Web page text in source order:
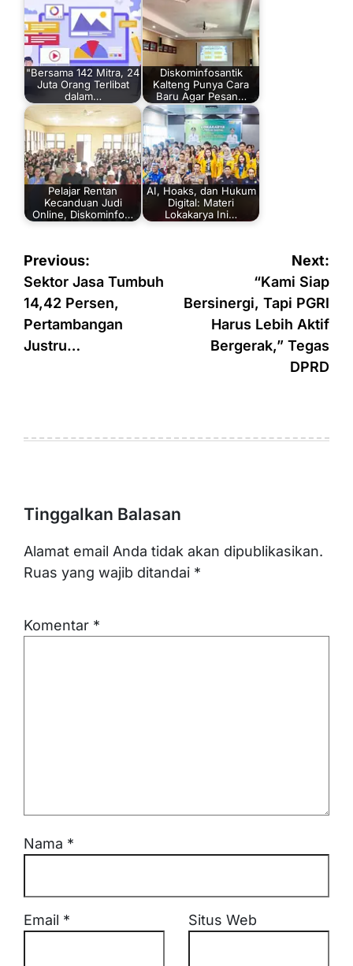
"Bersama 142 Mitra, 24
Juta Orang Terlibat
dalam…
Diskominfosantik
Kalteng Punya Cara
Baru Agar Pesan…
Pelajar Rentan
Kecanduan Judi
Online, Diskominfo…
AI, Hoaks, dan Hukum
Digital: Materi
Lokakarya Ini…
Navigasi
pos
Previous:
Sektor Jasa Tumbuh
14,42 Persen,
Pertambangan
Justru…
Next:
“Kami Siap
Bersinergi, Tapi PGRI
Harus Lebih Aktif
Bergerak,” Tegas
DPRD
Tinggalkan Balasan
Alamat email Anda tidak akan dipublikasikan.
Ruas yang wajib ditandai *
Komentar *
Nama *
Email * Situs Web